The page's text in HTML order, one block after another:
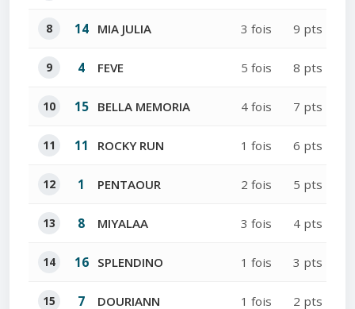
8 14 MIA JULIA 3 fois 9 pts
9 4 FEVE 5 fois 8 pts
10 15 BELLA MEMORIA 4 fois 7 pts
11 11 ROCKY RUN 1 fois 6 pts
12 1 PENTAOUR 2 fois 5 pts
13 8 MIYALAA 3 fois 4 pts
14 16 SPLENDINO 1 fois 3 pts
15 7 DOURIANN 1 fois 2 pts